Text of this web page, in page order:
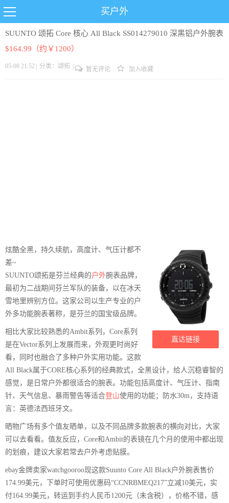
买户外
SUUNTO 颂拓 Core 核心 All Black SS014279010 深黑铝户外腕表
$164.99（约￥1200）
05-08 21:52 分类： 颂拓 暂无评论 加入收藏
直达链接
炫酷全黑，持久续航，高度计、气压计都不
差~
SUUNTO颂拓是芬兰经典的户外腕表品牌，
最初为二战期间芬兰军队的装备，以在冰天
雪地里辨别方位。这家公司以生产专业的户
外多功能腕表著称，是芬兰的国宝级品牌。
相比大家比较熟悉的Ambit系列，Core系列
是在Vector系列上发展而来，外观更时尚好
看，同时也融合了多种户外实用功能。这款
All Black属于CORE核心系列的经典款式，全黑设计，给人沉稳睿智的
感觉，是日常户外都很适合的腕表。功能包括高度计、气压计、指南
针、天气信息、暴雨警告等适合登山使用的功能；防水30m，支持语
言：英德法西班牙文。
晒物广场有多个值友晒单，以及不同品牌多款腕表的横向对比，大家
可以去看看。值友反应，Core和Ambit的表镜在几个月的使用中都出现
的划痕，建议大家若常去户外考虑贴膜。
ebay金牌卖家watchgooroo现这款Suunto Core All Black户外腕表售价
174.99美元，下单时可使用优惠码“CCNRBMEQ217”立减10美元，实
付164.99美元，转运到手约人民币1200元（未含税），价格不错，感